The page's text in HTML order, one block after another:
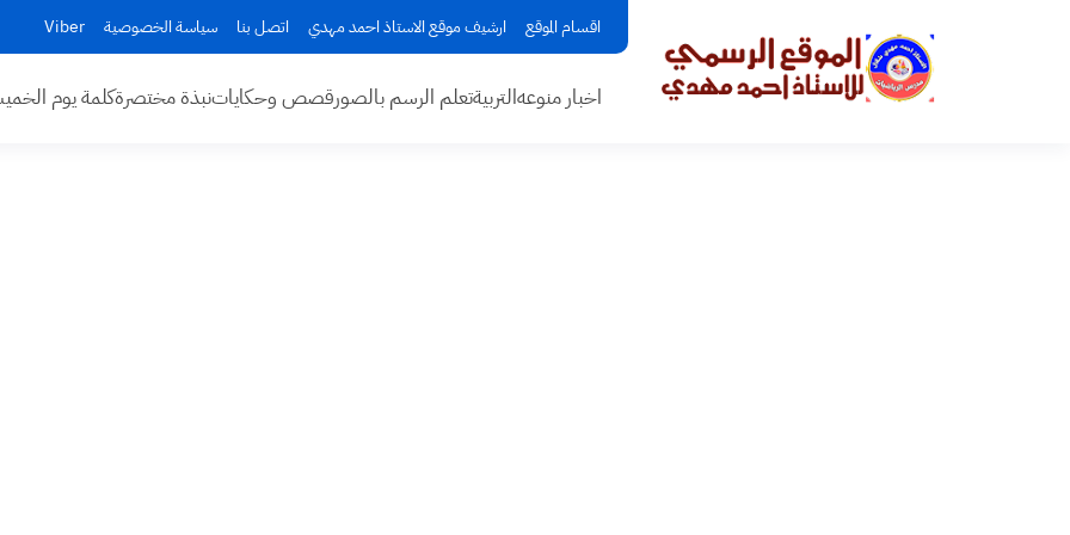
اقسام الموقع ارشيف موقع الاستاذ احمد مهدي اتصل بنا سياسة الخصوصية Viber
اخبار منوعهالتربيةتعلم الرسم بالصورقصص وحكاياتنبذة مختصرةكلمة يوم